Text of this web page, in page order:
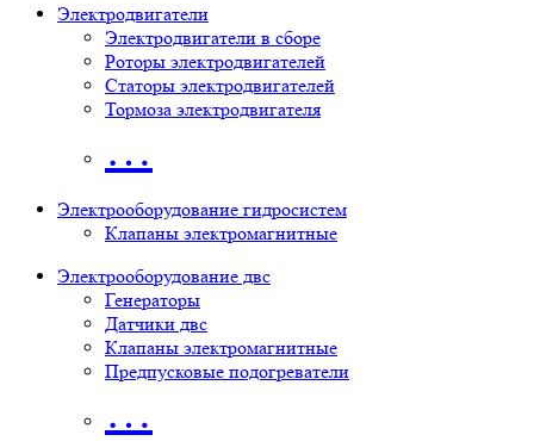
Электродвигатели
Электродвигатели в сборе
Роторы электродвигателей
Статоры электродвигателей
Тормоза электродвигателя
…
Электрооборудование гидросистем
Клапаны электромагнитные
Электрооборудование двс
Генераторы
Датчики двс
Клапаны электромагнитные
Предпусковые подогреватели
…